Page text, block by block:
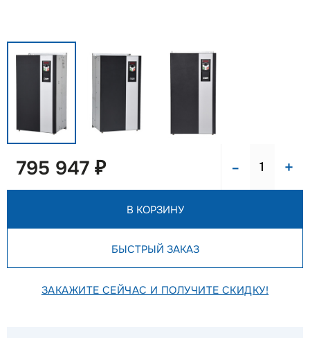
795 947 ₽ - +
В КОРЗИНУ
БЫСТРЫЙ ЗАКАЗ
ЗАКАЖИТЕ СЕЙЧАС И ПОЛУЧИТЕ СКИДКУ!